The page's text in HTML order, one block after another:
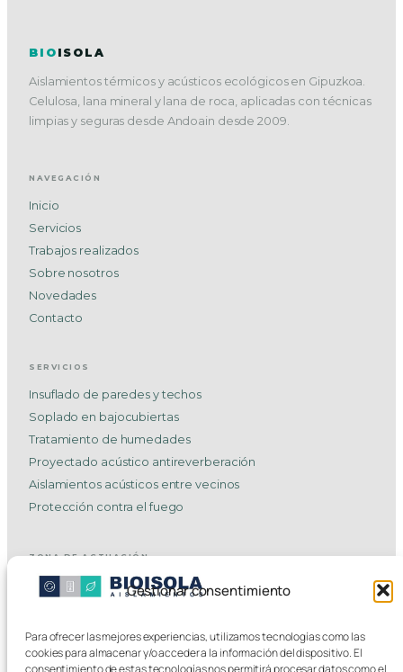
Gestionar consentimiento
Para ofrecer las mejores experiencias, utilizamos tecnologías como las
cookies para almacenar y/o acceder a la información del dispositivo. El
consentimiento de estas tecnologías nos permitirá procesar datos como el
BIO ISOLA
Aislamientos térmicos y acústicos ecológicos en Gipuzkoa.
Celulosa, lana mineral y lana de roca, aplicadas con técnicas
limpias y seguras desde Andoain desde 2009.
NAVEGACIÓN
Inicio
Servicios
Trabajos realizados
Sobre nosotros
Novedades
Contacto
SERVICIOS
Insuflado de paredes y techos
Soplado en bajocubiertas
Tratamiento de humedades
Proyectado acústico antireverberación
Aislamientos acústicos entre vecinos
Protección contra el fuego
ZONA DE ACTUACIÓN
Aislamiento en Andoain
Aislamiento en Hernani